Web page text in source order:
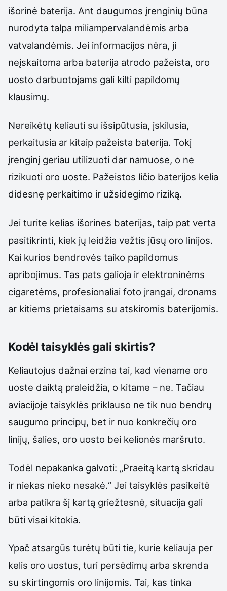
išorinė baterija. Ant daugumos įrenginių būna
nurodyta talpa miliampervalandėmis arba
vatvalandėmis. Jei informacijos nėra, ji
neįskaitoma arba baterija atrodo pažeista, oro
uosto darbuotojams gali kilti papildomų
klausimų.
Nereikėtų keliauti su išsipūtusia, įskilusia,
perkaitusia ar kitaip pažeista baterija. Tokį
įrenginį geriau utilizuoti dar namuose, o ne
rizikuoti oro uoste. Pažeistos ličio baterijos kelia
didesnę perkaitimo ir užsidegimo riziką.
Jei turite kelias išorines baterijas, taip pat verta
pasitikrinti, kiek jų leidžia vežtis jūsų oro linijos.
Kai kurios bendrovės taiko papildomus
apribojimus. Tas pats galioja ir elektroninėms
cigaretėms, profesionaliai foto įrangai, dronams
ar kitiems prietaisams su atskiromis baterijomis.
Kodėl taisyklės gali skirtis?
Keliautojus dažnai erzina tai, kad viename oro
uoste daiktą praleidžia, o kitame – ne. Tačiau
aviacijoje taisyklės priklauso ne tik nuo bendrų
saugumo principų, bet ir nuo konkrečių oro
linijų, šalies, oro uosto bei kelionės maršruto.
Todėl nepakanka galvoti: „Praeitą kartą skridau
ir niekas nieko nesakė.“ Jei taisyklės pasikeitė
arba patikra šį kartą griežtesnė, situacija gali
būti visai kitokia.
Ypač atsargūs turėtų būti tie, kurie keliauja per
kelis oro uostus, turi persėdimų arba skrenda
su skirtingomis oro linijomis. Tai, kas tinka